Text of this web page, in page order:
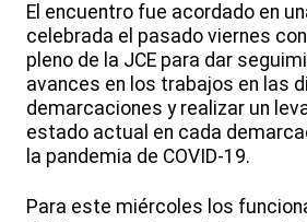
El encuentro fue acordado en
celebrada el pasado viernes
pleno de la JCE para dar
avances en los trabajos en las
demarcaciones y realizar un
estado actual en cada
la pandemia de COVID-19.
Para este miércoles los